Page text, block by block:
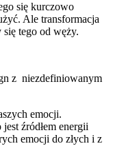
się kurczowo
Ale transformacja
tego od węży.
z niezdefiniowanym
emocji.
źródłem energii
emocji do złych i z